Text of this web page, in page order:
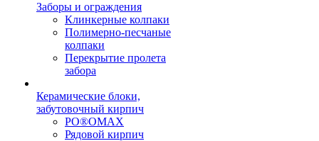
Заборы и ограждения
Клинкерные колпаки
Полимерно-песчаные
колпаки
Перекрытие пролета
забора
Керамические блоки,
забутовочный кирпич
PO®OMAX
Рядовой кирпич